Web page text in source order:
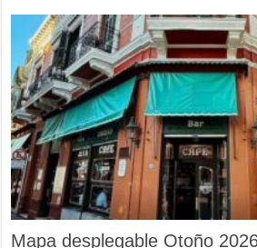
Mapa desplegable Otoño